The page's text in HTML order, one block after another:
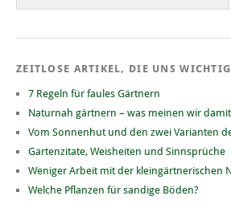
ZEITLOSE ARTIKEL, DIE UNS
7 Regeln für faules Gärtnern
Naturnah gärtnern – was meinen wir
Vom Sonnenhut und den zwei Varianten
Gartenzitate, Weisheiten und Sinnsprüche
Weniger Arbeit mit der kleingärtnerischen
Welche Pflanzen für sandige Böden?